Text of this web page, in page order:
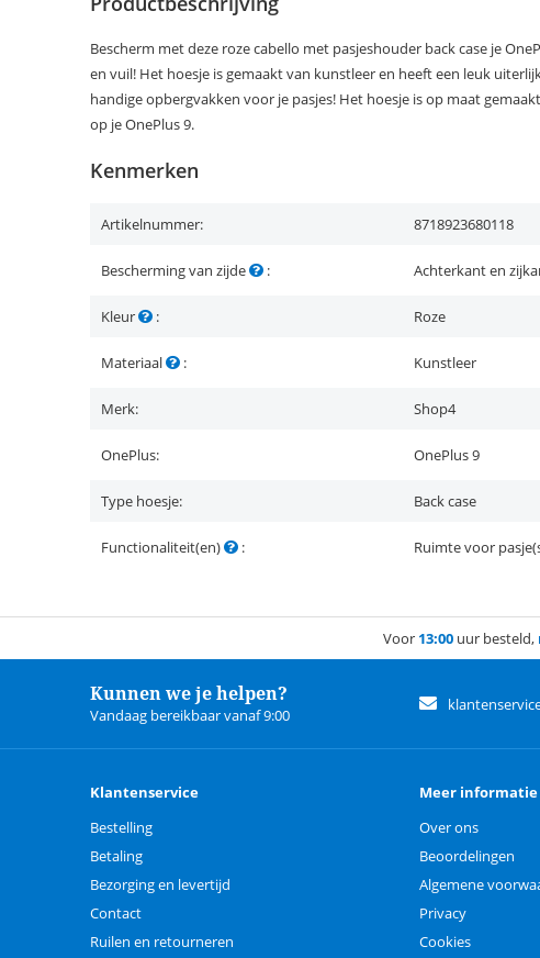
Bescherm met deze roze cabello met pasjeshouder back case je
en vuil! Het hoesje is gemaakt van kunstleer en heeft een leuk
handige opbergvakken voor je pasjes! Het hoesje is op maat
op je OnePlus 9.
Kenmerken
Artikelnummer: 8718923680118
Bescherming van zijde : Achterkant en
Kleur : Roze
Materiaal : Kunstleer
Merk: Shop4
OnePlus: OnePlus 9
Type hoesje: Back case
Functionaliteit(en) : Ruimte voor
Voor 13:00 uur besteld,
Kunnen we je helpen?
Vandaag bereikbaar vanaf 9:00
Klantenservice
Bestelling
Betaling
Bezorging en levertijd
Contact
Ruilen en retourneren
Meer informatie
Over ons
Beoordelingen
Algemene
Privacy
Cookies